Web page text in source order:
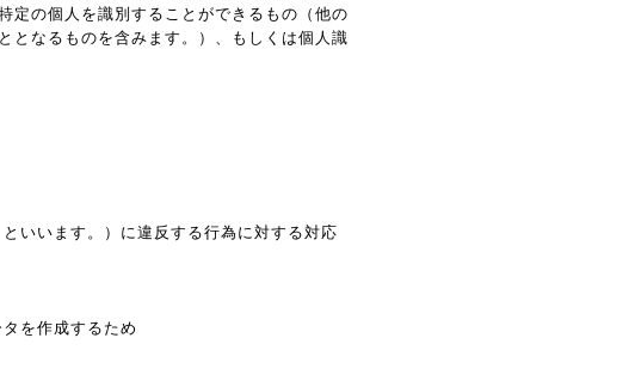
定の個人を識別することができるもの（他の
となるものを含みます。）、もしくは個人識
いいます。）に違反する行為に対する対応
を作成するため